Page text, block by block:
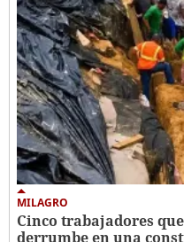
MILAGRO
Cinco trabajadores
derrumbe en una